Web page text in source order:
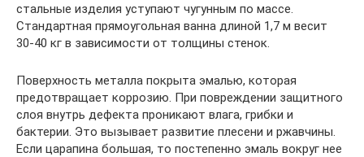
стальные изделия уступают чугунным по массе.
Стандартная прямоугольная ванна длиной 1,7 м весит
30-40 кг в зависимости от толщины стенок.
Поверхность металла покрыта эмалью, которая
предотвращает коррозию. При повреждении защитного
слоя внутрь дефекта проникают влага, грибки и
бактерии. Это вызывает развитие плесени и ржавчины.
Если царапина большая, то постепенно эмаль вокруг нее